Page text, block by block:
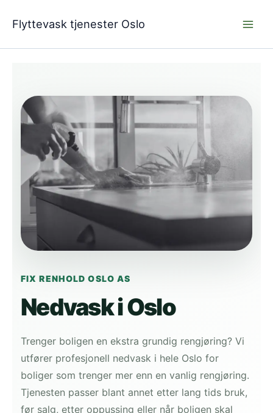
rett
innholdet
Flyttevask tjenester Oslo
FIX RENHOLD OSLO AS
Nedvask i Oslo
Trenger boligen en ekstra grundig rengjøring? Vi
utfører profesjonell nedvask i hele Oslo for
boliger som trenger mer enn en vanlig rengjøring.
Tjenesten passer blant annet etter lang tids bruk,
før salg, etter oppussing eller når boligen skal